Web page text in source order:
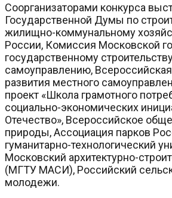
Соорганизаторами конкурса
Государственной Думы по
жилищно-коммунальному
России, Комиссия Московской
государственному
самоуправлению,
развития местного
проект «Школа грамотного
социально-экономических
Отечество», Всероссийское
природы, Ассоциация парков
гуманитарно-технологический
Московский архитектурно-
(МГТУ МАСИ), Российский
молодежи.